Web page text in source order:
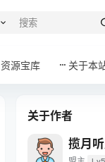
资源宝库 关于本
关于作者
揽月